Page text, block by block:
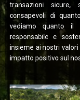
transazioni sicure,
consapevoli di
vediamo quanto il
responsabile e
insieme ai nostri
impatto positivo sul